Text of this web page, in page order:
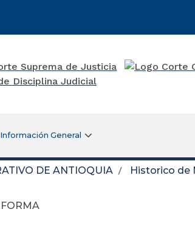
Información General
DE ANTIOQUIA Historico de